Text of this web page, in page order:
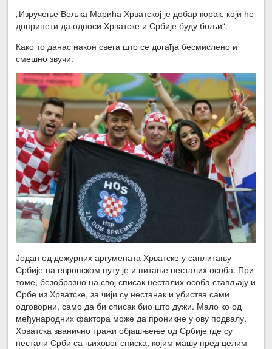
„Изручење Вељка Марића Хрватској је добар корак, који ће
допринети да односи Хрватске и Србије буду бољи“.
Како то данас након свега што се догађа бесмислено и
смешно звучи.
Један од дежурних аргумената Хрватске у саплитању
Србије на европском путу је и питање несталих особа. При
томе, безобразно на свој списак несталих особа стављају и
Србе из Хрватске, за чији су нестанак и убиства сами
одговорни, само да би списак био што дужи. Мало ко од
међународних фактора може да проникне у ову подвалу.
Хрватска званично тражи објашњење од Србије где су
нестали Срби са њиховог списка, којим машу пред целим